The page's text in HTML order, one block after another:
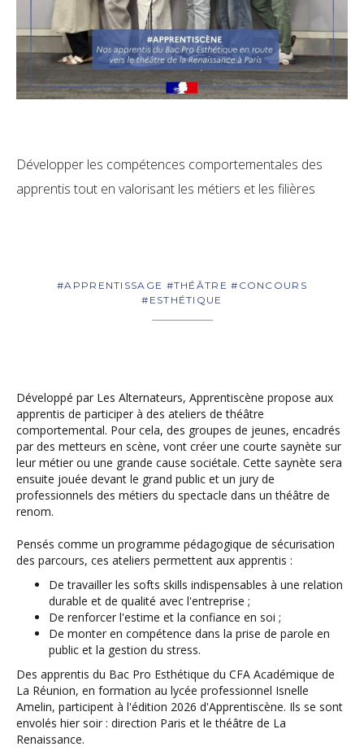
Développer les compétences comportementales des
apprentis tout en valorisant les métiers et les filières
#APPRENTISSAGE #THÉÂTRE #CONCOURS
#ESTHÉTIQUE
Développé par Les Alternateurs, Apprentiscène propose aux
apprentis de participer à des ateliers de théâtre
comportemental. Pour cela, des groupes de jeunes, encadrés
par des metteurs en scène, vont créer une courte saynète sur
leur métier ou une grande cause sociétale. Cette saynète sera
ensuite jouée devant le grand public et un jury de
professionnels des métiers du spectacle dans un théâtre de
renom.
Pensés comme un programme pédagogique de sécurisation
des parcours, ces ateliers permettent aux apprentis :
De travailler les softs skills indispensables à une relation
durable et de qualité avec l'entreprise ;
De renforcer l'estime et la confiance en soi ;
De monter en compétence dans la prise de parole en
public et la gestion du stress.
Des apprentis du Bac Pro Esthétique du CFA Académique de
La Réunion, en formation au lycée professionnel Isnelle
Amelin, participent à l'édition 2026 d'Apprentiscène. Ils se sont
envolés hier soir : direction Paris et le théâtre de La
Renaissance.